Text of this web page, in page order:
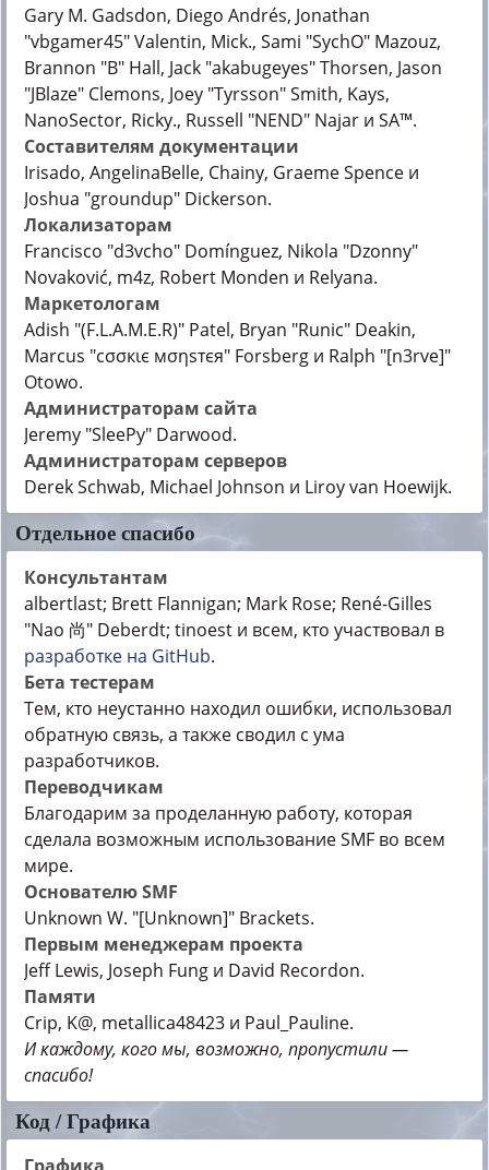
Gary M. Gadsdon, Diego Andrés, Jonathan
"vbgamer45" Valentin, Mick., Sami "SychO" Mazouz,
Brannon "B" Hall, Jack "akabugeyes" Thorsen, Jason
"JBlaze" Clemons, Joey "Tyrsson" Smith, Kays,
NanoSector, Ricky., Russell "NEND" Najar и SA™.
Составителям документации
Irisado, AngelinaBelle, Chainy, Graeme Spence и
Joshua "groundup" Dickerson.
Локализаторам
Francisco "d3vcho" Domínguez, Nikola "Dzonny"
Novaković, m4z, Robert Monden и Relyana.
Маркетологам
Adish "(F.L.A.M.E.R)" Patel, Bryan "Runic" Deakin,
Marcus "cσσкιє мσηѕтєя" Forsberg и Ralph "[n3rve]"
Otowo.
Администраторам сайта
Jeremy "SleePy" Darwood.
Администраторам серверов
Derek Schwab, Michael Johnson и Liroy van Hoewijk.
Отдельное спасибо
Консультантам
albertlast; Brett Flannigan; Mark Rose; René-Gilles
"Nao 尚" Deberdt; tinoest и всем, кто участвовал в
разработке на GitHub.
Бета тестерам
Тем, кто неустанно находил ошибки, использовал
обратную связь, а также сводил с ума
разработчиков.
Переводчикам
Благодарим за проделанную работу, которая
сделала возможным использование SMF во всем
мире.
Основателю SMF
Unknown W. "[Unknown]" Brackets.
Первым менеджерам проекта
Jeff Lewis, Joseph Fung и David Recordon.
Памяти
Crip, K@, metallica48423 и Paul_Pauline.
И каждому, кого мы, возможно, пропустили —
спасибо!
Код / Графика